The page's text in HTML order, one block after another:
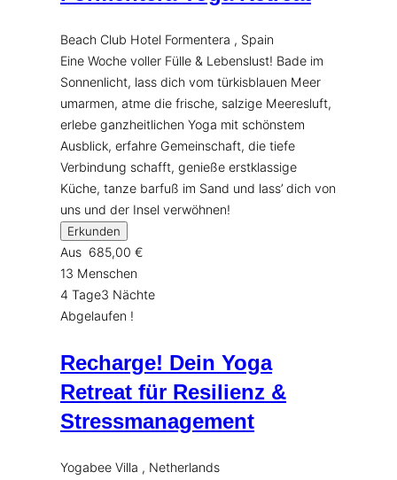
Beach Club Hotel Formentera , Spain
Eine Woche voller Fülle & Lebenslust! Bade im
Sonnenlicht, lass dich vom türkisblauen Meer
umarmen, atme die frische, salzige Meeresluft,
erlebe ganzheitlichen Yoga mit schönstem
Ausblick, erfahre Gemeinschaft, die tiefe
Verbindung schafft, genieße erstklassige
Küche, tanze barfuß im Sand und lass’ dich von
uns und der Insel verwöhnen!
Erkunden
Aus 685,00 €
13 Menschen
4 Tage3 Nächte
Abgelaufen !
Recharge! Dein Yoga
Retreat für Resilienz &
Stressmanagement
Yogabee Villa , Netherlands